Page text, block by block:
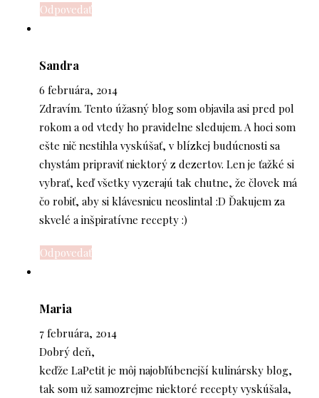
Odpovedať
Sandra
6 februára, 2014
Zdravím. Tento úžasný blog som objavila asi pred pol
rokom a od vtedy ho pravidelne sledujem. A hoci som
ešte nič nestihla vyskúšať, v blízkej budúcnosti sa
chystám pripraviť niektorý z dezertov. Len je ťažké si
vybrať, keď všetky vyzerajú tak chutne, že človek má
čo robiť, aby si klávesnicu neoslintal :D Ďakujem za
skvelé a inšpiratívne recepty :)
Odpovedať
Maria
7 februára, 2014
Dobrý deň,
keďže LaPetit je môj najobľúbenejší kulinársky blog,
tak som už samozrejme niektoré recepty vyskúšala,